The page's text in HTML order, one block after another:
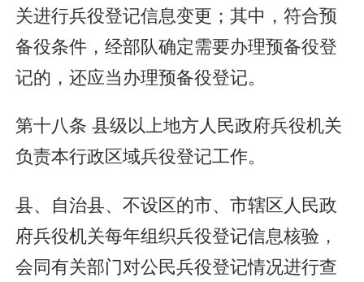
关进行兵役登记信息变更；其中，符合预
备役条件，经部队确定需要办理预备役登
记的，还应当办理预备役登记。
第十八条 县级以上地方人民政府兵役机关
负责本行政区域兵役登记工作。
县、自治县、不设区的市、市辖区人民政
府兵役机关每年组织兵役登记信息核验，
会同有关部门对公民兵役登记情况进行查